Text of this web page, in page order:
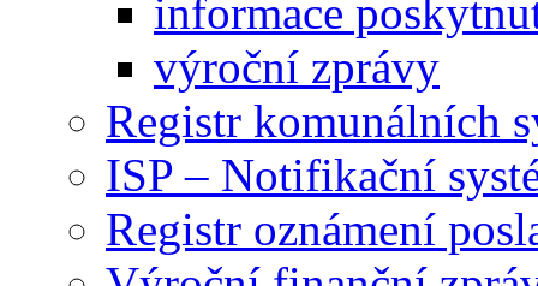
informace
výroční zprávy
Registr komunálních
ISP – Notifikační
Registr oznámení